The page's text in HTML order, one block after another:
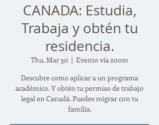
CANADA: Estudia,
Trabaja y obtén tu
residencia.
Thu, Mar 30
  |
Evento vía zoom
Descubre como aplicar a un programa
académico. Y obtén tu permiso de trabajo
legal en Canadá. Puedes migrar con tu
familia.